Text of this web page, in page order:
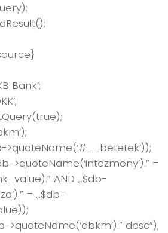
Bank’;
>quoteName(‘intezmeny’).” =
AND „.$db-
= „.$db-
desc”);